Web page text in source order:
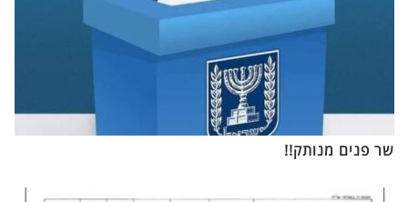
שר פנים מנותק!!